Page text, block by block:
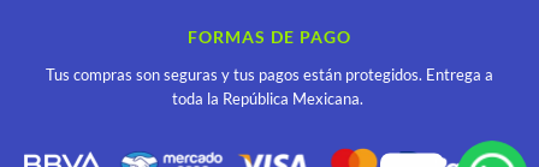
FORMAS DE PAGO
Tus compras son seguras y tus pagos están protegidos. Entrega a
toda la República Mexicana.